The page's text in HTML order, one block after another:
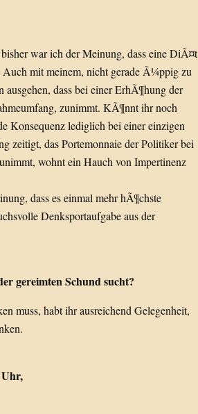
war ich der Meinung, dass eine DiÃ¤t
Auch mit meinem, nicht gerade Ã¼ppig zu
dass bei einer ErhÃ¶hung der
zunimmt. KÃ¶nnt ihr noch
Konsequenz lediglich bei einer einzigen
zeitigt, das Portemonnaie der Politiker bei
wohnt ein Hauch von Impertinenz
dass es einmal mehr hÃ¶chste
Denksportaufgabe aus der
gereimten Schund sucht?
muss, habt ihr ausreichend Gelegenheit,